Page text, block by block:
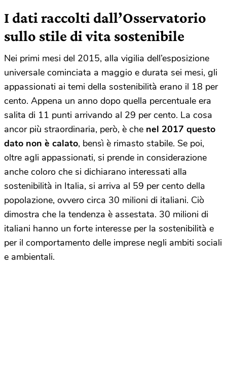
I dati raccolti dall’Osservatorio
sullo stile di vita sostenibile
Nei primi mesi del 2015, alla vigilia dell’esposizione
universale cominciata a maggio e durata sei mesi, gli
appassionati ai temi della sostenibilità erano il 18 per
cento. Appena un anno dopo quella percentuale era
salita di 11 punti arrivando al 29 per cento. La cosa
ancor più straordinaria, però, è che nel 2017 questo
dato non è calato, bensì è rimasto stabile. Se poi,
oltre agli appassionati, si prende in considerazione
anche coloro che si dichiarano interessati alla
sostenibilità in Italia, si arriva al 59 per cento della
popolazione, ovvero circa 30 milioni di italiani. Ciò
dimostra che la tendenza è assestata. 30 milioni di
italiani hanno un forte interesse per la sostenibilità e
per il comportamento delle imprese negli ambiti sociali
e ambientali.